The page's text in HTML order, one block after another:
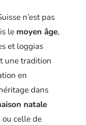
n’est pas
le moyen âge,
et loggias
une tradition
en
dans
natale
celle de